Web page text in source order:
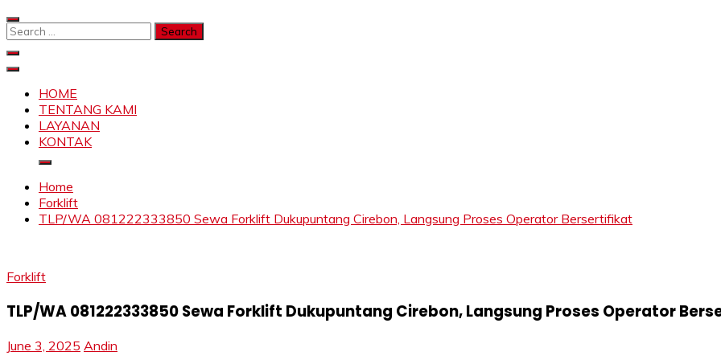
Skip
to
Search
HOME
TENTANG KAMI
LAYANAN
KONTAK
Home
Forklift
TLP/WA 081222333850 Sewa Forklift Dukupuntang Cirebon, Langsung Proses Operator Bersertifikat
Forklift
TLP/WA 081222333850 Sewa Forklift Dukupuntang Cirebon, Langsung Proses Operator
June 3, 2025 Andin